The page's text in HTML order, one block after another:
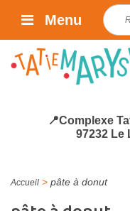
Menu
📍Complexe
97232 Le
Accueil > pâte à donut